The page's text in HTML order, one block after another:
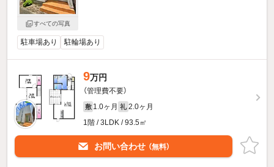
すべての写真
駐車場あり 駐輪場あり
9万円
（管理費不要）
敷 1.0ヶ月 礼 2.0ヶ月
1階 / 3LDK / 93.5㎡
お問い合わせ （無料）